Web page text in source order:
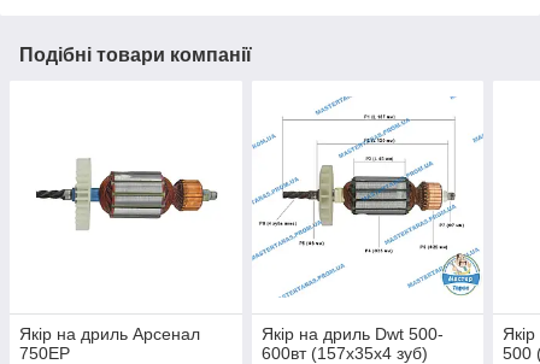
Подібні товари компанії
Якір на дриль Арсенал
750ЕР
Якір на дриль Dwt 500-
600вт (157x35x4 зуб)
500